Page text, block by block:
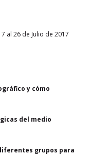
al 26 de Julio de 2017
y cómo
del medio
grupos para